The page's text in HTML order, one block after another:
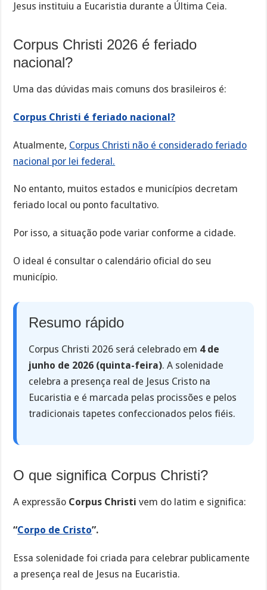
Jesus instituiu a Eucaristia durante a Última Ceia.
Corpus Christi 2026 é feriado
nacional?
Uma das dúvidas mais comuns dos brasileiros é:
Corpus Christi é feriado nacional?
Atualmente, Corpus Christi não é considerado feriado
nacional por lei federal.
No entanto, muitos estados e municípios decretam
feriado local ou ponto facultativo.
Por isso, a situação pode variar conforme a cidade.
O ideal é consultar o calendário oficial do seu
município.
Resumo rápido
Corpus Christi 2026 será celebrado em 4 de
junho de 2026 (quinta-feira). A solenidade
celebra a presença real de Jesus Cristo na
Eucaristia e é marcada pelas procissões e pelos
tradicionais tapetes confeccionados pelos fiéis.
O que significa Corpus Christi?
A expressão Corpus Christi vem do latim e significa:
“Corpo de Cristo”.
Essa solenidade foi criada para celebrar publicamente
a presença real de Jesus na Eucaristia.